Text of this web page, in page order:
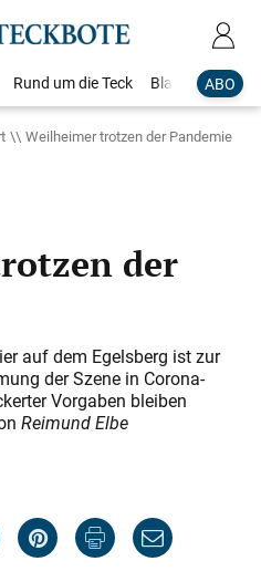
ABO
Rund um die Teck Blaulicht
Weilheimer trotzen der Pandemie
der
auf dem Egelsberg ist zur
der Szene in Corona-
Vorgaben bleiben
Reimund Elbe